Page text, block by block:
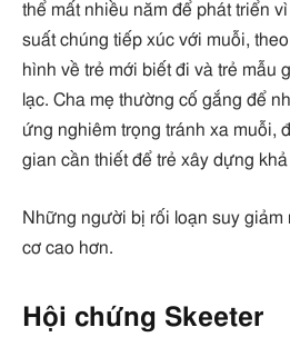
thể mất nhiều năm để phát triển
suất chúng tiếp xúc với muỗi,
hình về trẻ mới biết đi và trẻ mẫu
lạc. Cha mẹ thường cố gắng để
ứng nghiêm trọng tránh xa muỗi,
gian cần thiết để trẻ xây dựng
Những người bị rối loạn suy
cơ cao hơn.
Hội chứng Skeeter